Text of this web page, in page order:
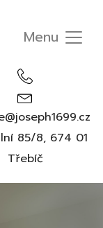
85/8, 674 01
Třebíč